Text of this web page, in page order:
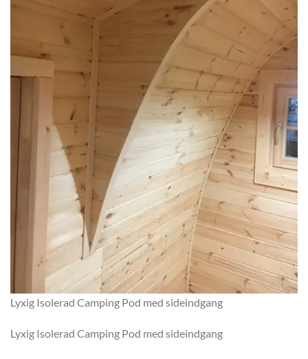
Lyxig Isolerad Camping Pod med sideindgang
Lyxig Isolerad Camping Pod med sideindgang